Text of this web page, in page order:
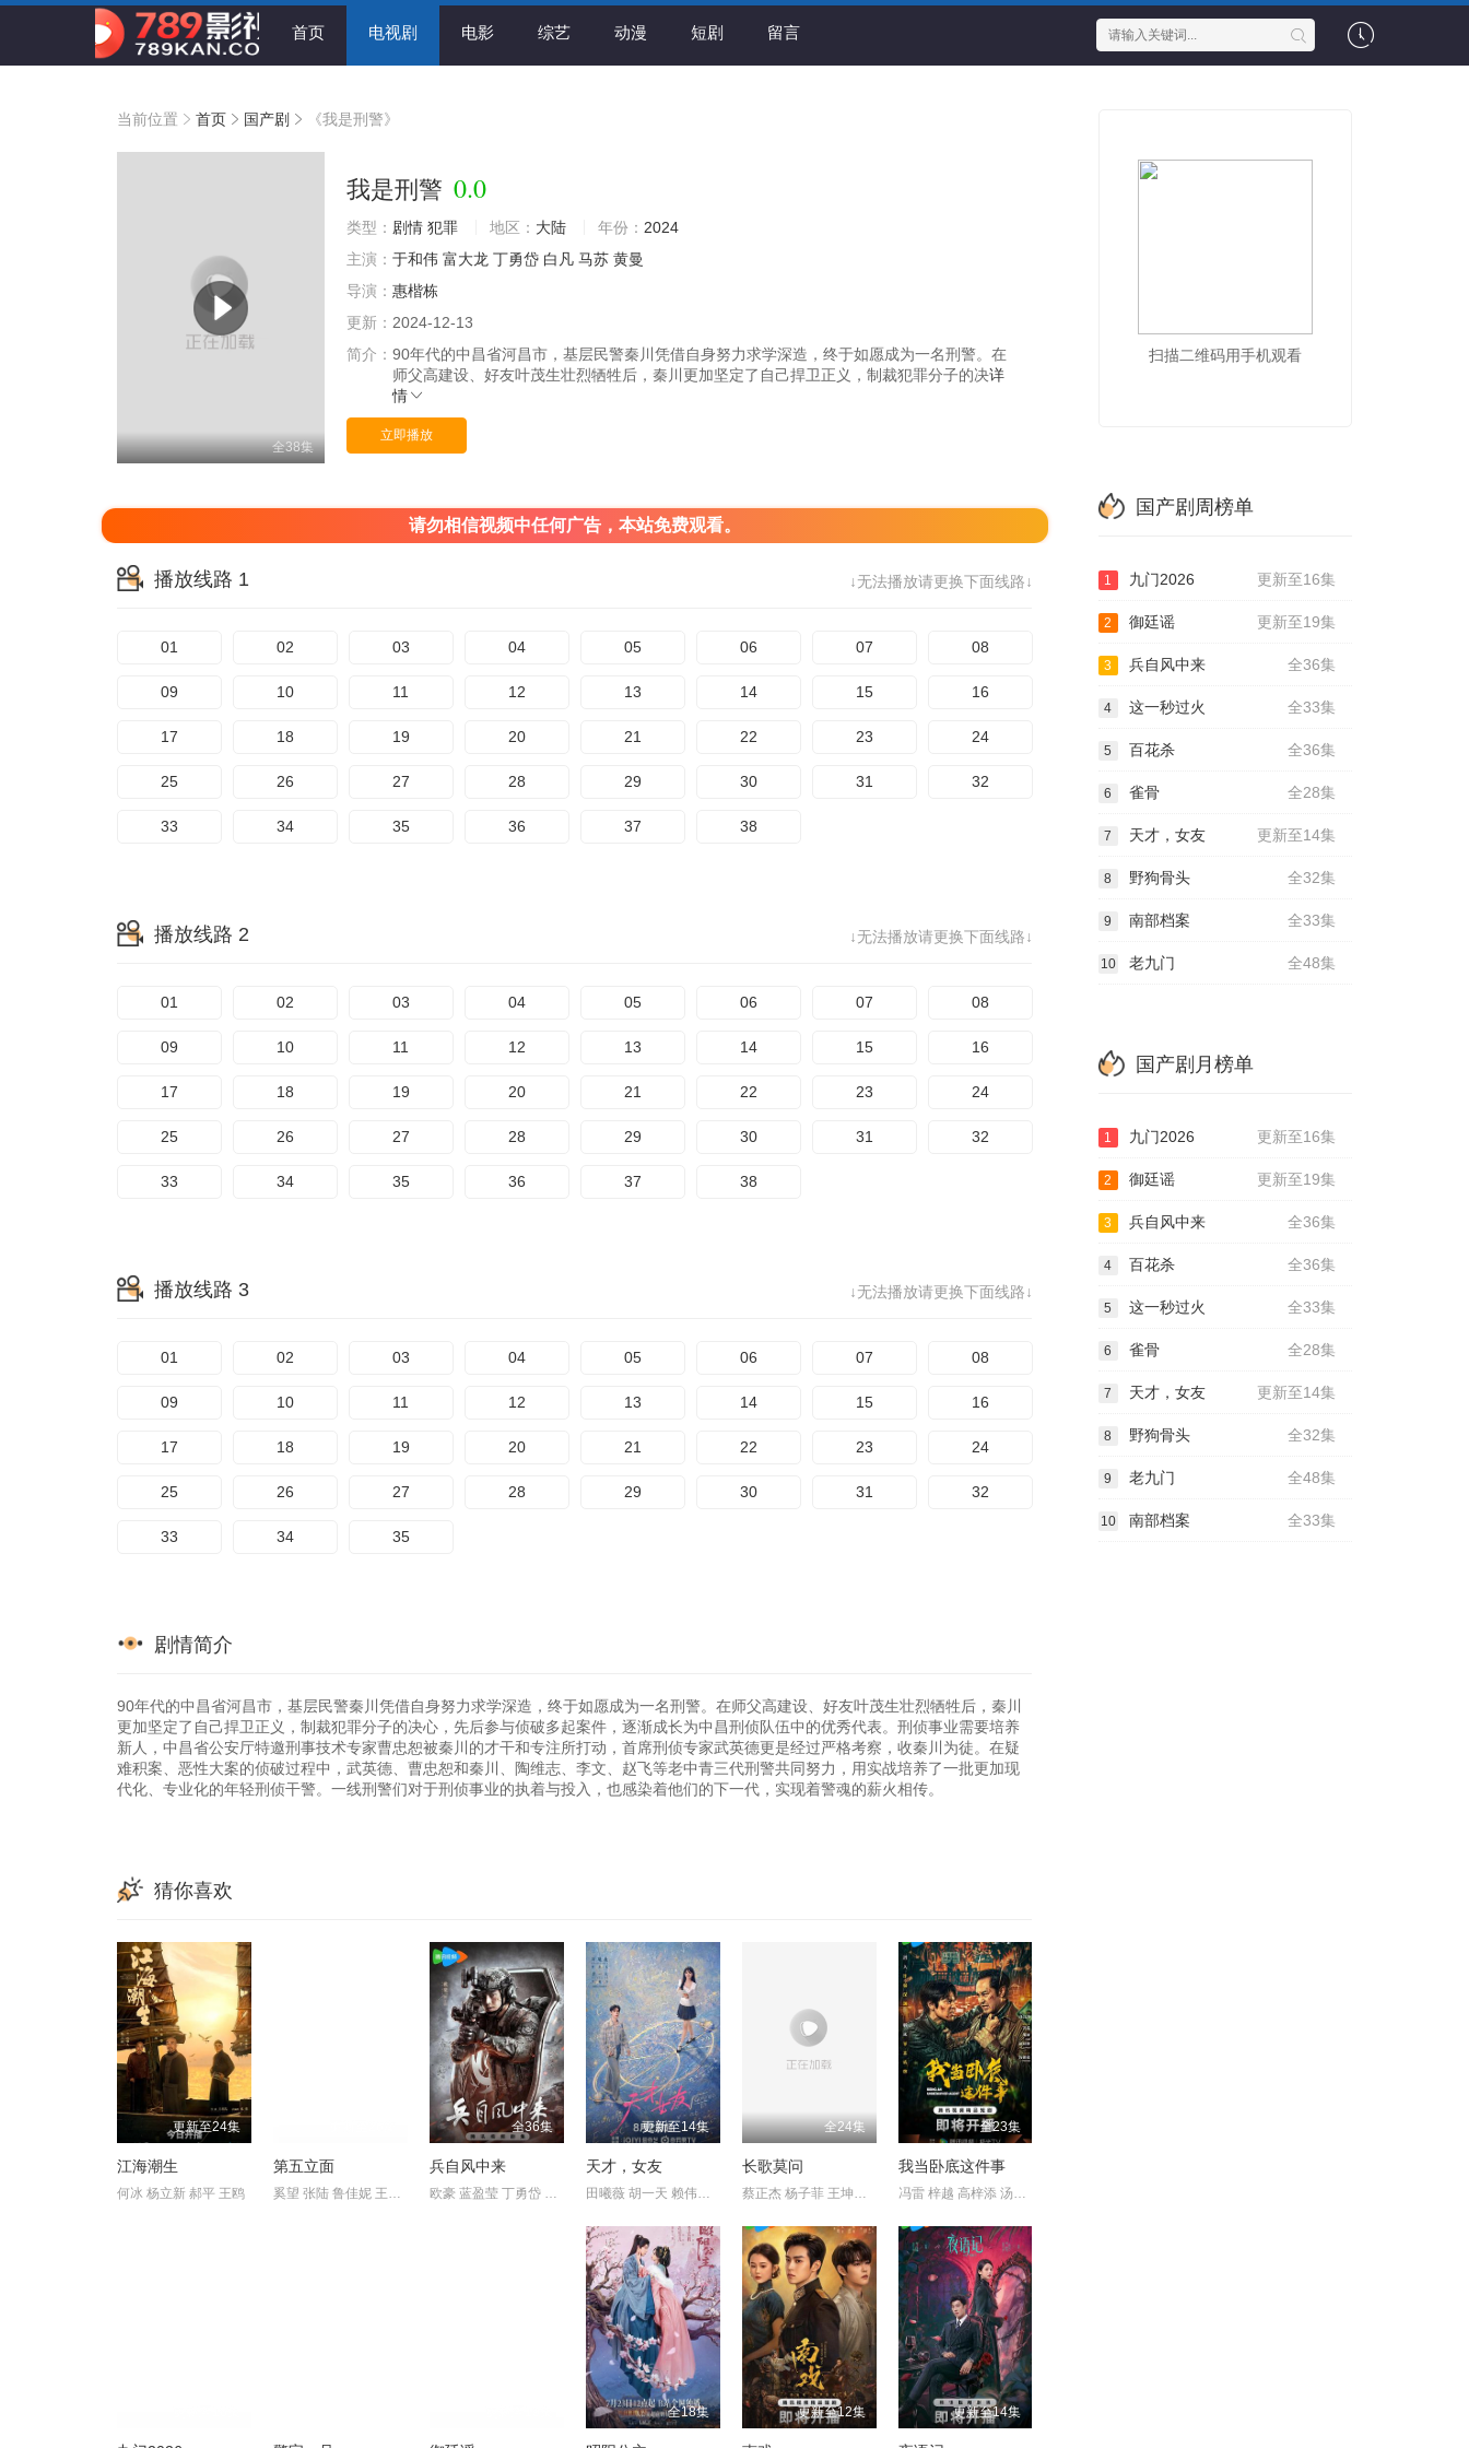
首页 电视剧 电影 综艺 动漫 短剧 留言
当前位置 首页 国产剧 《我是刑警》
全38集
我是刑警 0.0
类型： 剧情 犯罪 地区： 大陆 年份： 2024
主演： 于和伟 富大龙 丁勇岱 白凡 马苏 黄曼
导演： 惠楷栋
更新： 2024-12-13
简介： 90年代的中昌省河昌市，基层民警秦川凭借自身努力求学深造，终于如愿成为一名刑警。在
师父高建设、好友叶茂生壮烈牺牲后，秦川更加坚定了自己捍卫正义，制裁犯罪分子的决详
情
立即播放
请勿相信视频中任何广告，本站免费观看。
↓无法播放请更换下面线路↓
播放线路 1
01 02 03 04 05 06 07 08
09 10 11 12 13 14 15 16
17 18 19 20 21 22 23 24
25 26 27 28 29 30 31 32
33 34 35 36 37 38
↓无法播放请更换下面线路↓
播放线路 2
01 02 03 04 05 06 07 08
09 10 11 12 13 14 15 16
17 18 19 20 21 22 23 24
25 26 27 28 29 30 31 32
33 34 35 36 37 38
↓无法播放请更换下面线路↓
播放线路 3
01 02 03 04 05 06 07 08
09 10 11 12 13 14 15 16
17 18 19 20 21 22 23 24
25 26 27 28 29 30 31 32
33 34 35
剧情简介
90年代的中昌省河昌市，基层民警秦川凭借自身努力求学深造，终于如愿成为一名刑警。在师父高建设、好友叶茂生壮烈牺牲后，秦川
更加坚定了自己捍卫正义，制裁犯罪分子的决心，先后参与侦破多起案件，逐渐成长为中昌刑侦队伍中的优秀代表。刑侦事业需要培养
新人，中昌省公安厅特邀刑事技术专家曹忠恕被秦川的才干和专注所打动，首席刑侦专家武英德更是经过严格考察，收秦川为徒。在疑
难积案、恶性大案的侦破过程中，武英德、曹忠恕和秦川、陶维志、李文、赵飞等老中青三代刑警共同努力，用实战培养了一批更加现
代化、专业化的年轻刑侦干警。一线刑警们对于刑侦事业的执着与投入，也感染着他们的下一代，实现着警魂的薪火相传。
猜你喜欢
更新至24集
江海潮生
何冰 杨立新 郝平 王鸥
第五立面
奚望 张陆 鲁佳妮 王之一
全36集
兵自风中来
欧豪 蓝盈莹 丁勇岱 史兰芽
更新至14集
天才，女友
田曦薇 胡一天 赖伟明 安沺
全24集
长歌莫问
蔡正杰 杨子菲 王坤炎 刘美辰
全23集
我当卧底这件事
冯雷 梓越 高梓添 汤镇业 杨帆
全18集 更新至12集 更新至14集
扫描二维码用手机观看
国产剧周榜单
更新至16集
1 九门2026
更新至19集
2 御廷谣
全36集
3 兵自风中来
全33集
4 这一秒过火
全36集
5 百花杀
全28集
6 雀骨
更新至14集
7 天才，女友
全32集
8 野狗骨头
全33集
9 南部档案
全48集
10 老九门
国产剧月榜单
更新至16集
1 九门2026
更新至19集
2 御廷谣
全36集
3 兵自风中来
全36集
4 百花杀
全33集
5 这一秒过火
全28集
6 雀骨
更新至14集
7 天才，女友
全32集
8 野狗骨头
全48集
9 老九门
全33集
10 南部档案